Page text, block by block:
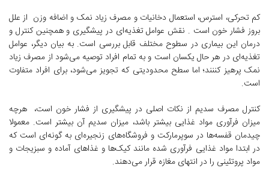
کم تحرکی، استرس، استعمال دخانیات و مصرف زیاد نمک و اضافه وزن از علل
بروز فشار خون است . نقش عوامل تغذیه‌ای در پیشگیری و همچنین کنترل و
درمان این بیماری در سطوح مختلف قابل بررسی است. به بیان دیگر، عوامل
تغذیه‌ای در هر حال یکسان است و به تمام افراد توصیه می‌شود از مصرف زیاد
نمک پرهیز کننند؛ اما سطح محدودیتی که تجویز می‌شود، برای افراد متفاوت
است.
کنترل مصرف سدیم از نکات اصلی در پیشگیری از فشار خون است، هرچه
میزان فرآوری مواد غذایی بیشتر باشد، میزان سدیم آن بیشتر است. معمولا
چیدمان قفسه‌ها در سوپرمارکت و فروشگاه‌های زنجیره‌ای به گونه‌ای است که
در ابتدا مواد غذایی فرآوری شده مانند کیک‌ها و غذاهای آماده و سبزیجات و
مواد پروتئینی را در انتهای مغازه قرار می‌دهند.